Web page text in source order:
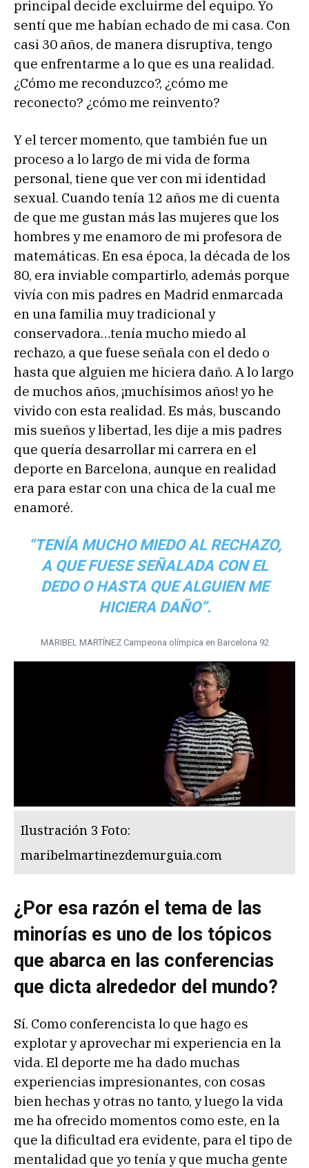
principal decide excluirme del equipo. Yo
sentí que me habían echado de mi casa. Con
casi 30 años, de manera disruptiva, tengo
que enfrentarme a lo que es una realidad.
¿Cómo me reconduzco?, ¿cómo me
reconecto? ¿cómo me reinvento?
Y el tercer momento, que también fue un
proceso a lo largo de mi vida de forma
personal, tiene que ver con mi identidad
sexual. Cuando tenía 12 años me di cuenta
de que me gustan más las mujeres que los
hombres y me enamoro de mi profesora de
matemáticas. En esa época, la década de los
80, era inviable compartirlo, además porque
vivía con mis padres en Madrid enmarcada
en una familia muy tradicional y
conservadora…tenía mucho miedo al
rechazo, a que fuese señala con el dedo o
hasta que alguien me hiciera daño. A lo largo
de muchos años, ¡muchísimos años! yo he
vivido con esta realidad. Es más, buscando
mis sueños y libertad, les dije a mis padres
que quería desarrollar mi carrera en el
deporte en Barcelona, aunque en realidad
era para estar con una chica de la cual me
enamoré.
“TENÍA MUCHO MIEDO AL RECHAZO,
A QUE FUESE SEÑALADA CON EL
DEDO O HASTA QUE ALGUIEN ME
HICIERA DAÑO”.
MARIBEL MARTÍNEZ Campeona olímpica en Barcelona 92
Ilustración 3 Foto:
maribelmartinezdemurguia.com
¿Por esa razón el tema de las
minorías es uno de los tópicos
que abarca en las conferencias
que dicta alrededor del mundo?
Sí. Como conferencista lo que hago es
explotar y aprovechar mi experiencia en la
vida. El deporte me ha dado muchas
experiencias impresionantes, con cosas
bien hechas y otras no tanto, y luego la vida
me ha ofrecido momentos como este, en la
que la dificultad era evidente, para el tipo de
mentalidad que yo tenía y que mucha gente